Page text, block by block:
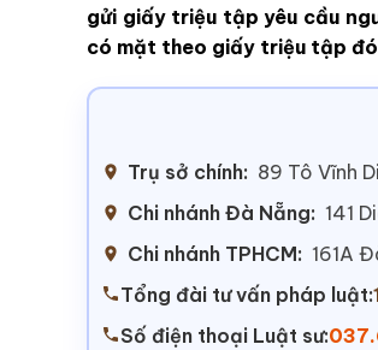
gửi giấy triệu tập yêu cầu
có mặt theo giấy triệu tập
Trụ sở chính: 89 Tô Vĩnh
Chi nhánh Đà Nẵng: 141
Chi nhánh TPHCM: 161A
Tổng đài tư vấn pháp luật:
Số điện thoại Luật sư: